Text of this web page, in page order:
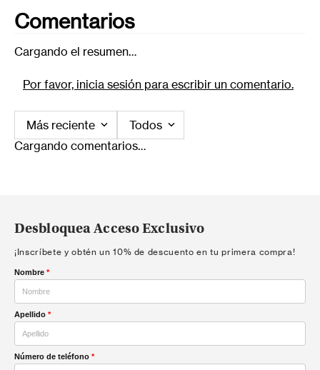
Comentarios
Cargando el resumen…
Por favor, inicia sesión para escribir un comentario.
Más reciente
Todos
Cargando comentarios…
Desbloquea Acceso Exclusivo
¡Inscríbete y obtén un 10% de descuento en tu primera compra!
Nombre *
Apellido *
Número de teléfono *